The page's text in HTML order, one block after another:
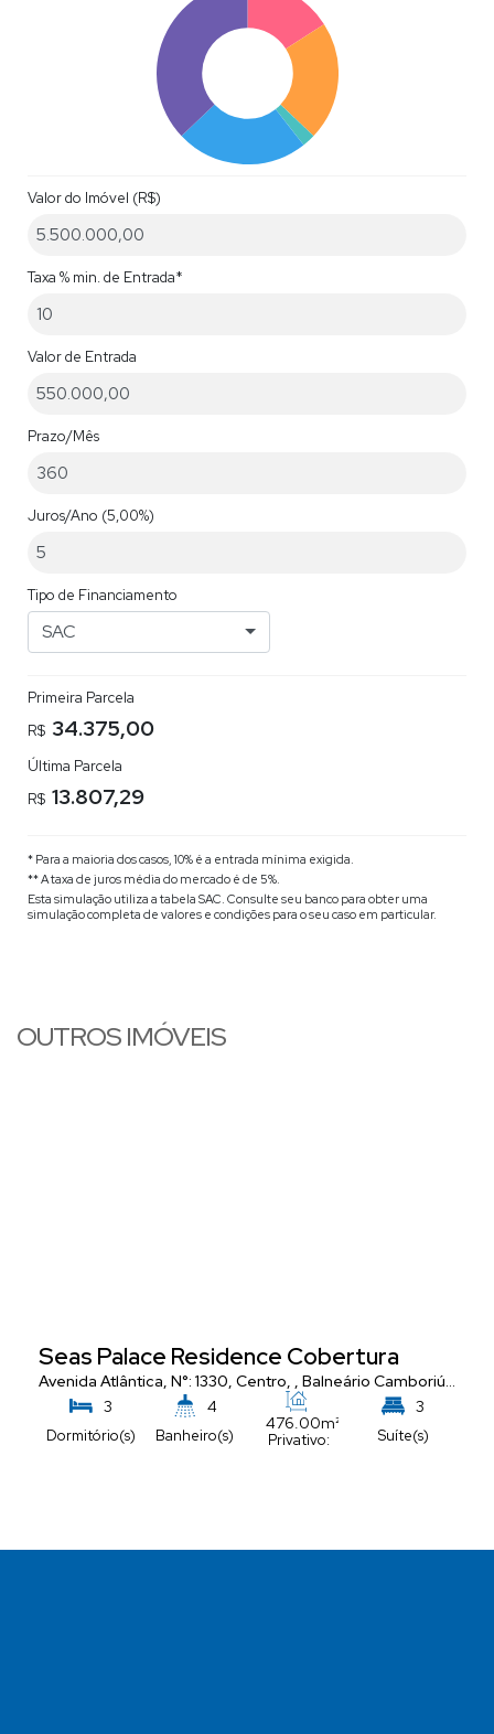
Valor do Imóvel (R$)
Taxa % min. de Entrada*
Valor de Entrada
Prazo/Mês
Juros/Ano (5,00%)
Tipo de Financiamento
SAC
Primeira Parcela
R$ 34.375,00
Última Parcela
R$ 13.807,29
* Para a maioria dos casos, 10% é a entrada mínima exigida.
** A taxa de juros média do mercado é de 5%.
Esta simulação utiliza a tabela SAC. Consulte seu banco para obter uma
simulação completa de valores e condições para o seu caso em particular.
OUTROS IMÓVEIS
Seas Palace Residence Cobertura
Avenida Atlântica, N°: 1330, Centro , Balneário Camboriú,
3
Dormitório(s)
4
Banheiro(s) Privativo:
476.00m²
3
Suíte(s)